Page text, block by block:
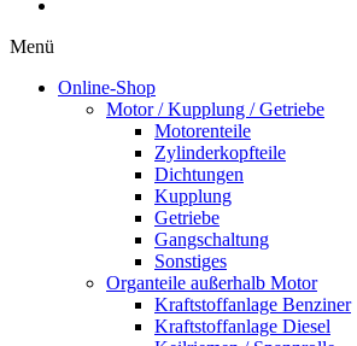
Menü
Online-Shop
Motor / Kupplung / Getriebe
Motorenteile
Zylinderkopfteile
Dichtungen
Kupplung
Getriebe
Gangschaltung
Sonstiges
Organteile außerhalb Motor
Kraftstoffanlage Benziner
Kraftstoffanlage Diesel